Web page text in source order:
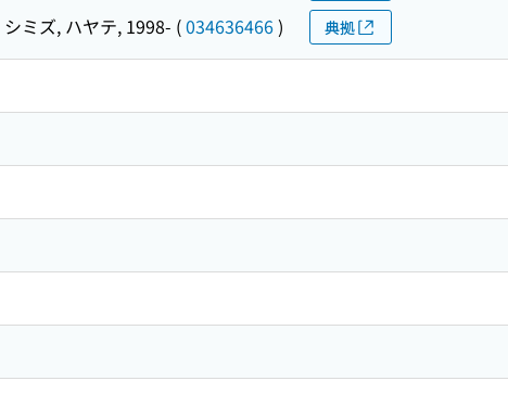
シミズ, ハヤテ, 1998- (034636466) 典拠